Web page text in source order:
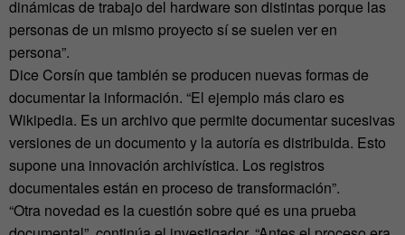
dinámicas de trabajo del hardware son distintas porque las
personas de un mismo proyecto sí se suelen ver en
persona”.
Dice Corsín que también se producen nuevas formas de
documentar la información. “El ejemplo más claro es
Wikipedia. Es un archivo que permite documentar sucesivas
versiones de un documento y la autoría es distribuida. Esto
supone una innovación archivística. Los registros
documentales están en proceso de transformación”.
“Otra novedad es la cuestión sobre qué es una prueba